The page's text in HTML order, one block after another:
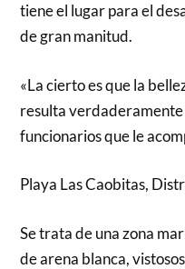
tiene el lugar para el
de gran manitud.
«La cierto es que la
resulta verdaderamente
funcionarios que le
Playa Las Caobitas,
Se trata de una zona
de arena blanca,